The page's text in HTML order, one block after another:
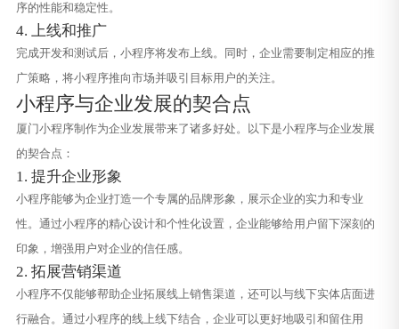
序的性能和稳定性。
4. 上线和推广
完成开发和测试后，小程序将发布上线。同时，企业需要制定相应的推
广策略，将小程序推向市场并吸引目标用户的关注。
小程序与企业发展的契合点
厦门小程序制作为企业发展带来了诸多好处。以下是小程序与企业发展
的契合点：
1. 提升企业形象
小程序能够为企业打造一个专属的品牌形象，展示企业的实力和专业
性。通过小程序的精心设计和个性化设置，企业能够给用户留下深刻的
印象，增强用户对企业的信任感。
2. 拓展营销渠道
小程序不仅能够帮助企业拓展线上销售渠道，还可以与线下实体店面进
行融合。通过小程序的线上线下结合，企业可以更好地吸引和留住用